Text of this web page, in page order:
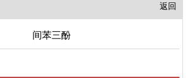
返回
间苯三酚